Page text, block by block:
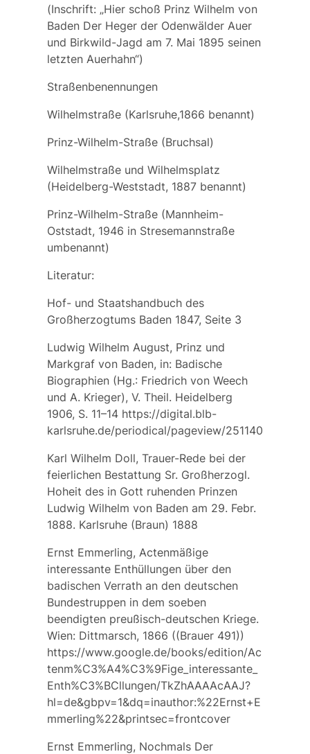
(Inschrift: „Hier schoß Prinz Wilhelm von
Baden Der Heger der Odenwälder Auer
und Birkwild-Jagd am 7. Mai 1895 seinen
letzten Auerhahn“)
Straßenbenennungen
Wilhelmstraße (Karlsruhe,1866 benannt)
Prinz-Wilhelm-Straße (Bruchsal)
Wilhelmstraße und Wilhelmsplatz
(Heidelberg-Weststadt, 1887 benannt)
Prinz-Wilhelm-Straße (Mannheim-
Oststadt, 1946 in Stresemannstraße
umbenannt)
Literatur:
Hof- und Staatshandbuch des
Großherzogtums Baden 1847, Seite 3
Ludwig Wilhelm August, Prinz und
Markgraf von Baden, in: Badische
Biographien (Hg.: Friedrich von Weech
und A. Krieger), V. Theil. Heidelberg
1906, S. 11–14 https://digital.blb-
karlsruhe.de/periodical/pageview/251140
Karl Wilhelm Doll, Trauer-Rede bei der
feierlichen Bestattung Sr. Großherzogl.
Hoheit des in Gott ruhenden Prinzen
Ludwig Wilhelm von Baden am 29. Febr.
1888. Karlsruhe (Braun) 1888
Ernst Emmerling, Actenmäßige
interessante Enthüllungen über den
badischen Verrath an den deutschen
Bundestruppen in dem soeben
beendigten preußisch-deutschen Kriege.
Wien: Dittmarsch, 1866 ((Brauer 491))
https://www.google.de/books/edition/Ac
tenm%C3%A4%C3%9Fige_interessante_
Enth%C3%BCllungen/TkZhAAAAcAAJ?
hl=de&gbpv=1&dq=inauthor:%22Ernst+E
mmerling%22&printsec=frontcover
Ernst Emmerling, Nochmals Der